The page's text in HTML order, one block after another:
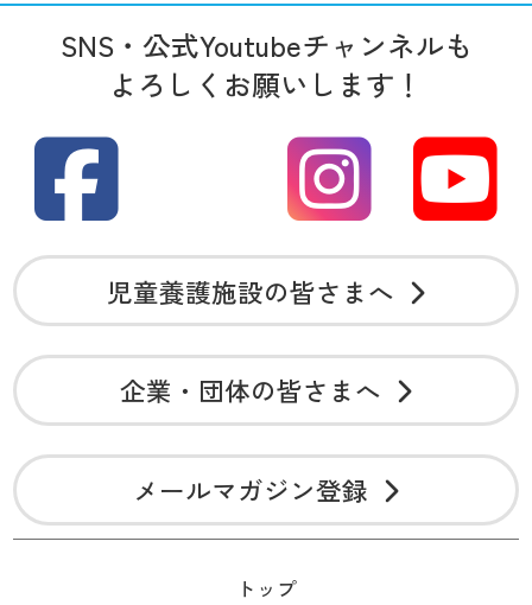
SNS・公式Youtubeチャンネルも
よろしくお願いします！
児童養護施設の皆さまへ
企業・団体の皆さまへ
メールマガジン登録
トップ